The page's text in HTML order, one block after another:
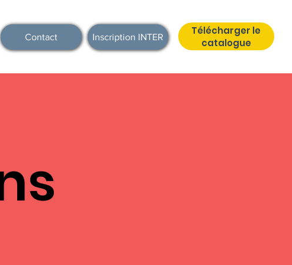
Contact Inscription INTER
Télécharger le
catalogue